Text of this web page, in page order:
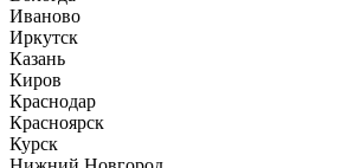
Иваново
Иркутск
Казань
Киров
Краснодар
Красноярск
Курск